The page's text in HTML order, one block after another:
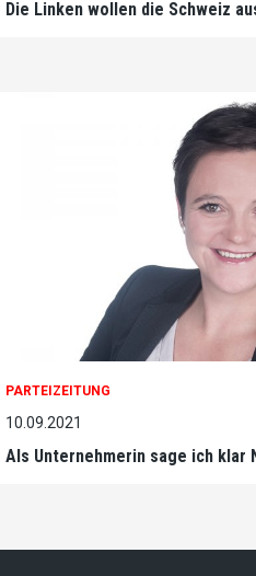
Die Linken wollen die Schweiz
PARTEIZEITUNG
10.09.2021
Als Unternehmerin sage ich klar